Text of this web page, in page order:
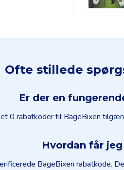
Ofte stillede
Er der en
0 rabatkoder til BageBixen
Hvordan får
BageBixen rabatkode.